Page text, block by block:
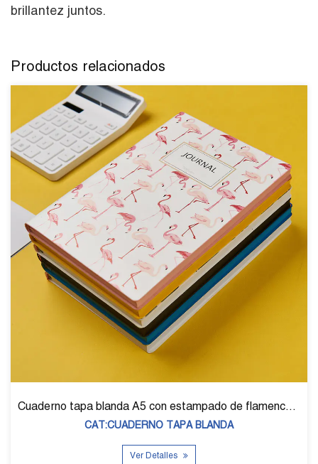
brillantez juntos.
Productos relacionados
Cuaderno tapa blanda A5 con estampado de flamencos D-39005
CAT:CUADERNO TAPA BLANDA
Ver Detalles